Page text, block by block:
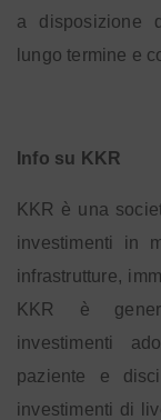
a disposizione
lungo termine e
Info su KKR
KKR è una
investimenti in
infrastrutture,
KKR è
investimenti
paziente e
investimenti di